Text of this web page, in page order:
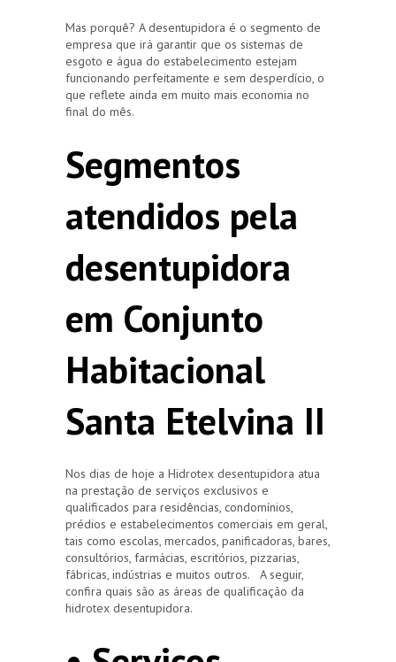
Mas porquê? A desentupidora é o segmento de
empresa que irá garantir que os sistemas de
esgoto e água do estabelecimento estejam
funcionando perfeitamente e sem desperdício, o
que reflete ainda em muito mais economia no
final do mês.
Segmentos
atendidos pela
desentupidora
em Conjunto
Habitacional
Santa Etelvina II
Nos dias de hoje a Hidrotex desentupidora atua
na prestação de serviços exclusivos e
qualificados para residências, condomínios,
prédios e estabelecimentos comerciais em geral,
tais como escolas, mercados, panificadoras, bares,
consultórios, farmácias, escritórios, pizzarias,
fábricas, indústrias e muitos outros. A seguir,
confira quais são as áreas de qualificação da
hidrotex desentupidora.